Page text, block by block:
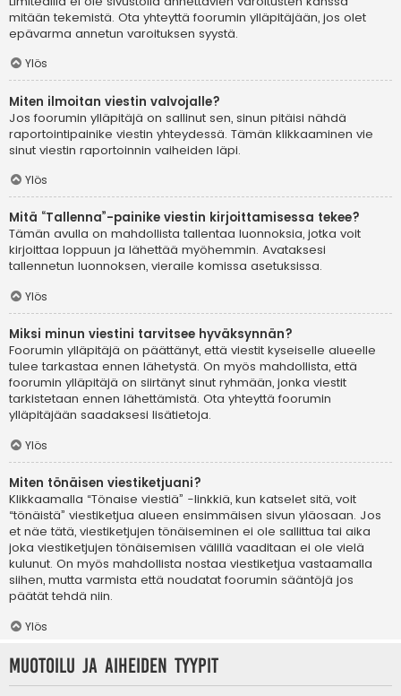
mitään tekemistä. Ota yhteyttä foorumin ylläpitäjään, jos olet
epävarma annetun varoituksen syystä.
Ylös
Miten ilmoitan viestin valvojalle?
Jos foorumin ylläpitäjä on sallinut sen, sinun pitäisi nähdä
raportointipainike viestin yhteydessä. Tämän klikkaaminen vie
sinut viestin raportoinnin vaiheiden läpi.
Ylös
Mitä “Tallenna”-painike viestin kirjoittamisessa tekee?
Tämän avulla on mahdollista tallentaa luonnoksia, jotka voit
kirjoittaa loppuun ja lähettää myöhemmin. Avataksesi
tallennetun luonnoksen, vieraile komissa asetuksissa.
Ylös
Miksi minun viestini tarvitsee hyväksynnän?
Foorumin ylläpitäjä on päättänyt, että viestit kyseiselle alueelle
tulee tarkastaa ennen lähetystä. On myös mahdollista, että
foorumin ylläpitäjä on siirtänyt sinut ryhmään, jonka viestit
tarkistetaan ennen lähettämistä. Ota yhteyttä foorumin
ylläpitäjään saadaksesi lisätietoja.
Ylös
Miten tönäisen viestiketjuani?
Klikkaamalla “Tönaise viestiä” -linkkiä, kun katselet sitä, voit
“tönäistä” viestiketjua alueen ensimmäisen sivun yläosaan. Jos
et näe tätä, viestiketjujen tönäiseminen ei ole sallittua tai aika
joka viestiketjujen tönäisemisen välillä vaaditaan ei ole vielä
kulunut. On myös mahdollista nostaa viestiketjua vastaamalla
siihen, mutta varmista että noudatat foorumin sääntöjä jos
päätät tehdä niin.
Ylös
Muotoilu ja aiheiden tyypit